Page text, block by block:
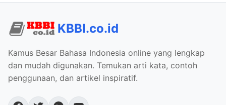
KBBI.co.id
Kamus Besar Bahasa Indonesia online yang lengkap
dan mudah digunakan. Temukan arti kata, contoh
penggunaan, dan artikel inspiratif.